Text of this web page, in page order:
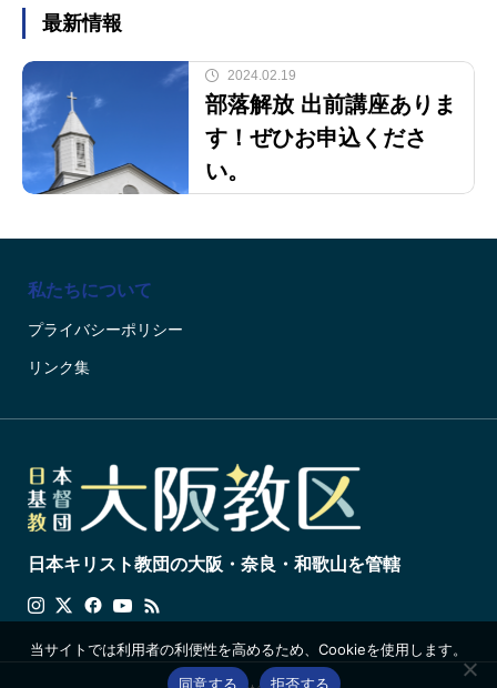
最新情報
2024.02.19
部落解放 出前講座ありま
す！ぜひお申込くださ
い。
私たちについて
プライバシーポリシー
リンク集
日本キリスト教団の大阪・奈良・和歌山を管轄
当サイトでは利用者の利便性を高めるため、Cookieを使用します。
同意する
拒否する